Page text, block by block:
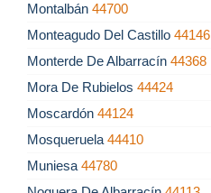
Montalbán 44700
Monteagudo Del Castillo 44146
Monterde De Albarracín 44368
Mora De Rubielos 44424
Moscardón 44124
Mosqueruela 44410
Muniesa 44780